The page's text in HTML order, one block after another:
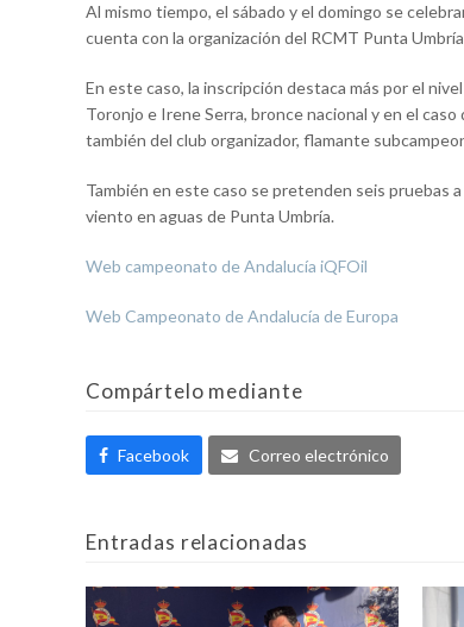
Al mismo tiempo, el sábado y el domingo se
cuenta con la organización del RCMT Punta
En este caso, la inscripción destaca más por el
Toronjo e Irene Serra, bronce nacional y en el
también del club organizador, flamante
También en este caso se pretenden seis pruebas
viento en aguas de Punta Umbría.
Web campeonato de Andalucía iQFOil
Web Campeonato de Andalucía de Europa
Compártelo mediante
Facebook Correo electrónico
Entradas relacionadas